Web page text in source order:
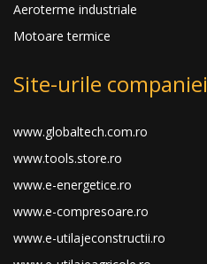
Aeroterme industriale
Motoare termice
Site-urile companiei
www.globaltech.com.ro
www.tools.store.ro
www.e-energetice.ro
www.e-compresoare.ro
www.e-utilajeconstructii.ro